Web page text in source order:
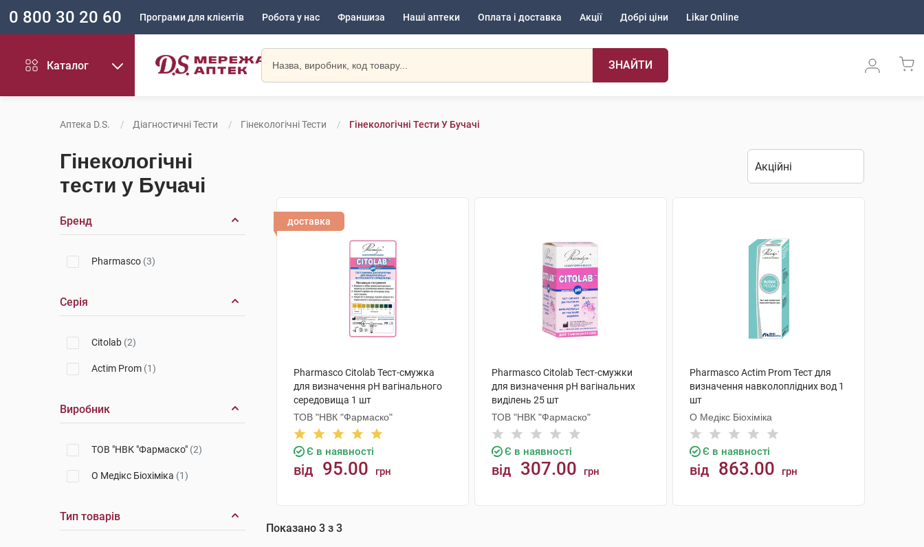
0 800 30 20 60 Програми для клієнтів Робота у нас Франшиза Наші аптеки Оплата і доставка Акції Добрі ціни Likar Online
Каталог ЗНАЙТИ
Аптека D.S. Діагностичні Тести Гінекологічні Тести Гінекологічні Тести У Бучачі
Гінекологічні
тести у Бучачі
Бренд
Pharmasco (3)
Серія
Citolab (2)
Actim Prom (1)
Виробник
ТОВ "НВК "Фармаско" (2)
О Медікс Біохіміка (1)
Тип товарів
доставка
Pharmasco Citolab Тест-смужка
для визначення pH вагінального
середовища 1 шт
ТОВ "НВК "Фармаско"
Є в наявності
від 95.00 грн
Pharmasco Citolab Тест-смужки
для визначення pH вагінальних
виділень 25 шт
ТОВ "НВК "Фармаско"
Є в наявності
від 307.00 грн
Pharmasco Actim Prom Тест для
визначення навколоплідних вод 1
шт
О Медікс Біохіміка
Є в наявності
від 863.00 грн
Показано 3 з 3